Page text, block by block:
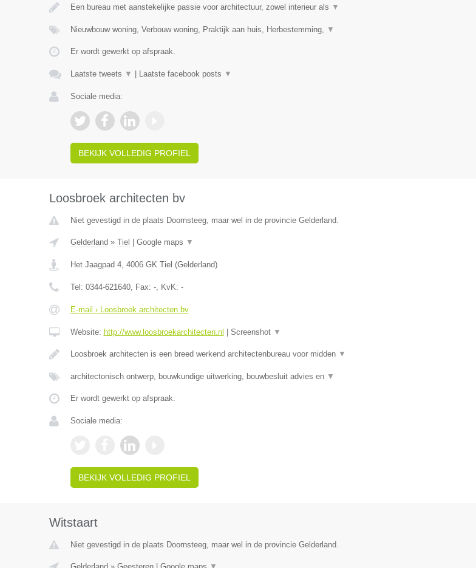
Een bureau met aanstekelijke passie voor architectuur, zowel interieur als ▼
Nieuwbouw woning, Verbouw woning, Praktijk aan huis, Herbestemming, ▼
Er wordt gewerkt op afspraak.
Laatste tweets ▼ Laatste facebook posts ▼
Sociale media:
BEKIJK VOLLEDIG PROFIEL
Loosbroek architecten bv
Niet gevestigd in de plaats Doornsteeg, maar wel in de provincie Gelderland.
Gelderland » Tiel Google maps ▼
Het Jaagpad 4, 4006 GK Tiel (Gelderland)
Tel: 0344-621640, Fax: -, KvK: -
E-mail › Loosbroek architecten bv
Website: http://www.loosbroekarchitecten.nl Screenshot ▼
Loosbroek architecten is een breed werkend architectenbureau voor midden ▼
architectonisch ontwerp, bouwkundige uitwerking, bouwbesluit advies en ▼
Er wordt gewerkt op afspraak.
Sociale media:
BEKIJK VOLLEDIG PROFIEL
Witstaart
Niet gevestigd in de plaats Doornsteeg, maar wel in de provincie Gelderland.